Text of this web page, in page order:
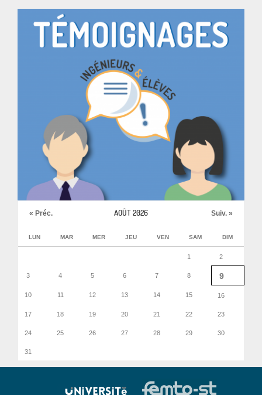
AOÛT 2026
« Préc. Suiv. »
LUN MAR MER JEU VEN SAM DIM
1 2
3 4 5 6 7 8 9
10 11 12 13 14 15 16
17 18 19 20 21 22 23
24 25 26 27 28 29 30
31